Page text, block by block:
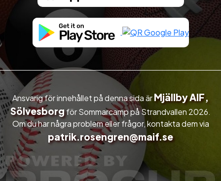
Ansvarig för innehållet på denna sida ärMjällby AIF,
Sölvesborgför Sommarcamp på Strandvallen 2026.
Om du har några problem eller frågor, kontakta dem via
patrik.rosengren@maif.se